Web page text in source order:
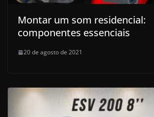
Montar um som residencial:
componentes essenciais
20 de agosto de 2021